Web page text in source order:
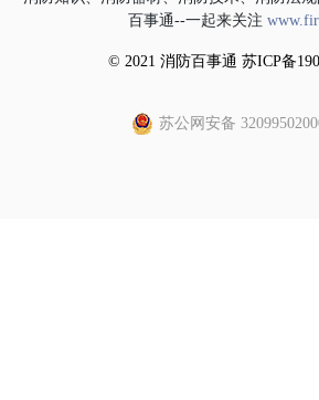
百事通--一起来关注
© 2021 消防百事通 苏ICP备
苏公网安备